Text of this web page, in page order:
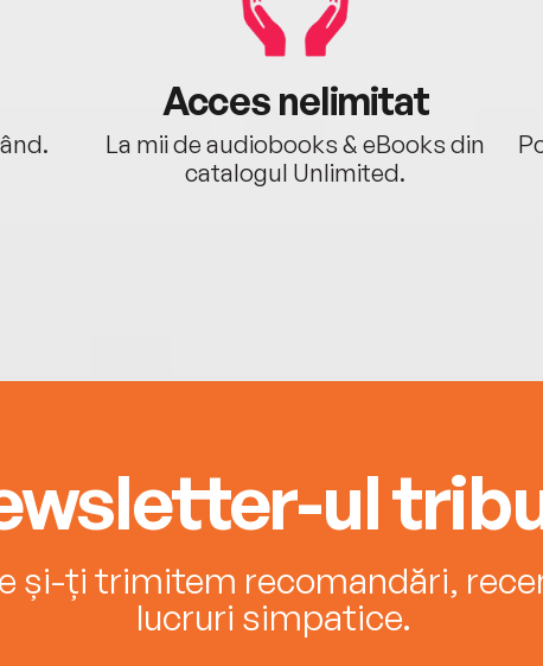
Acces nelimitat
La mii de audiobooks & eBooks din
catalogul Unlimited.
ul
și-ți trimitem recomandări,
lucruri simpatice.